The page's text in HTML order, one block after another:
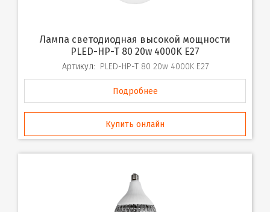
Лампа светодиодная высокой мощности
PLED-HP-T 80 20w 4000K E27
Артикул: PLED-HP-T 80 20w 4000K E27
Подробнее
Купить онлайн